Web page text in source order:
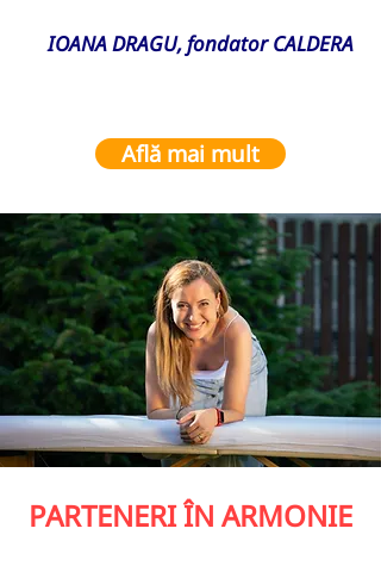
IOANA DRAGU, fondator CALDERA
Află mai mult
PARTENERI ÎN ARMONIE